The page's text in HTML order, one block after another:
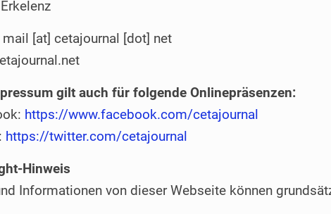
mail [at] cetajournal [dot] net
gilt auch für folgende Onlinepräsenzen:
https://www.facebook.com/cetajournal
https://twitter.com/cetajournal
Hinweis
Informationen von dieser Webseite können